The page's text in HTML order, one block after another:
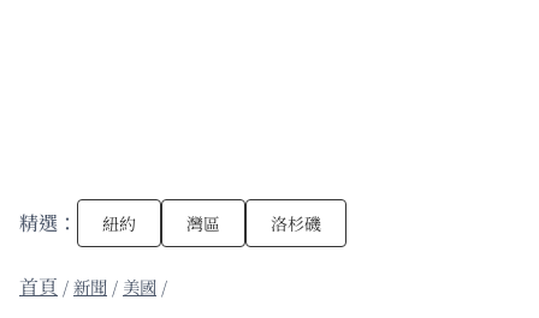
精選： 紐約 灣區 洛杉磯
/新聞 / 美國 /